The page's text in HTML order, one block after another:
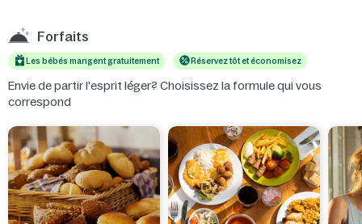
Forfaits
Les bébés mangent gratuitement Réservez tôt et économisez
Envie de partir l'esprit léger? Choisissez la formule qui vous
correspond